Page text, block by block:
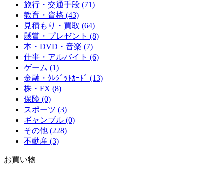
旅行・交通手段 (71)
教育・資格 (43)
見積もり・買取 (64)
懸賞・プレゼント (8)
本・DVD・音楽 (7)
仕事・アルバイト (6)
ゲーム (1)
金融・ｸﾚｼﾞｯﾄｶｰﾄﾞ (13)
株・FX (8)
保険 (0)
スポーツ (3)
ギャンブル (0)
その他 (228)
不動産 (3)
お買い物